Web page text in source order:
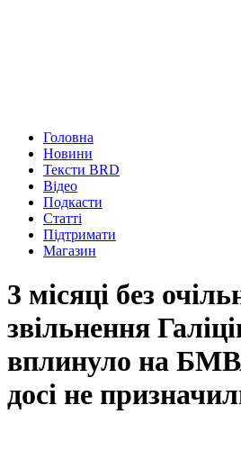
Головна
Новини
Тексти BRD
Відео
Подкасти
Статті
Підтримати
Магазин
3 місяці без
звільнення
вплинуло на
досі не